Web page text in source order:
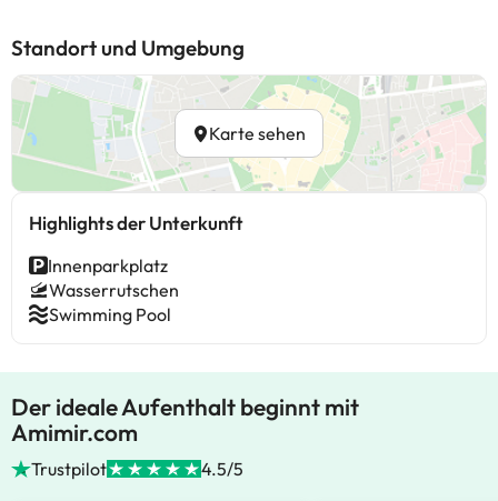
Standort und Umgebung
Karte sehen
Highlights der Unterkunft
Innenparkplatz
Wasserrutschen
Swimming Pool
Der ideale Aufenthalt beginnt mit
Amimir.com
Trustpilot 4.5/5